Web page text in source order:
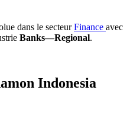
dans le secteurFinance avec
Banks—Regional.
Indonesia